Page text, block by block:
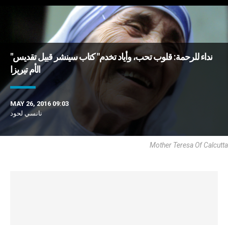
"نداء للرحمة: قلوب تحب، وأياد تخدم" كتاب سينشر قبيل تقديس
الأم تيريزا
MAY 26, 2016 09:03
نانسي لحود
Mother Teresa Of Calcutta